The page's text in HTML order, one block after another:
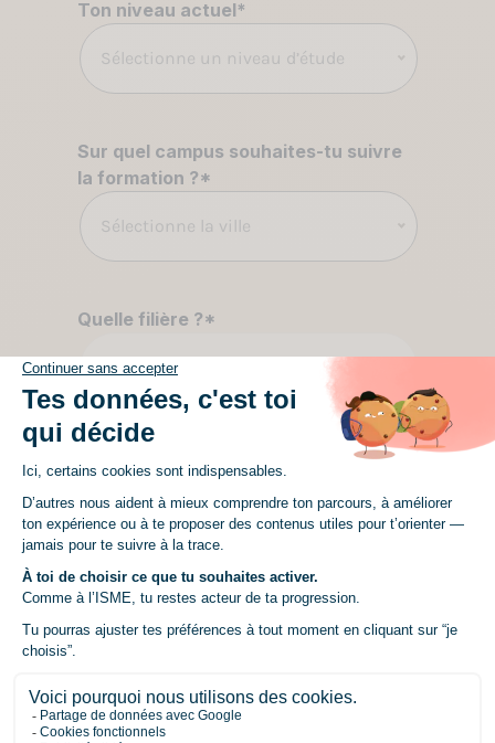
Ton niveau actuel*
Sélectionne un niveau d’étude
Sur quel campus souhaites-tu suivre
la formation ?*
Sélectionne la ville
Quelle filière ?*
Sélectionne une filière
Formation
Sélectionne une formation
Un mot à ajouter sur ton projet ou ta
recherche ?